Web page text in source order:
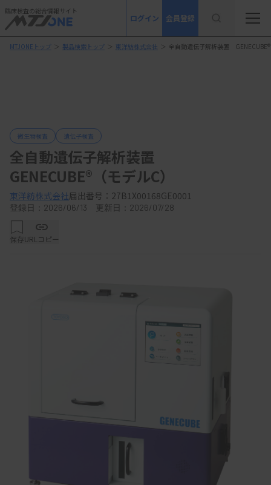
臨床検査の総合情報サイト
ログイン 会員登録
MTJONEトップ ＞ 製品検索トップ ＞ 東洋紡株式会社 ＞ 全自動遺伝子解析装置
微生物検査 遺伝子検査
全自動遺伝子解析装置
GENECUBE®（モデルC）
東洋紡株式会社届出番号：27B1X00168GE0001
登録日：2026/06/13 更新日：2026/07/28
保存URLコピー